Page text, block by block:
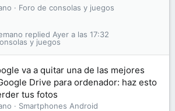
Foro de consolas y juegos
y juegos
Ayer a las 17:32
va a quitar una de las mejores
Drive para ordenador: haz esto
tus fotos
Smartphones Android